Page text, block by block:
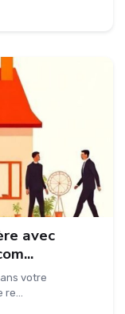
avec
votre
re...